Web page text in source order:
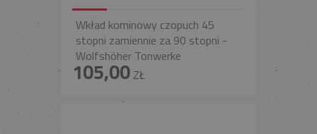
Wkład kominowy czopuch 45
stopni zamiennie za 90 stopni -
Wolfshöher Tonwerke
105,00ZŁ